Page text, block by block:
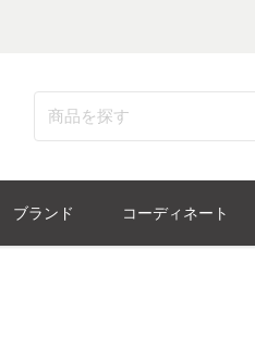
ブランド コーディネート